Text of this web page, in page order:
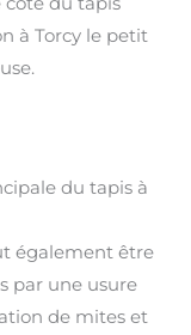
à Torcy le petit
du tapis à
également être
par une usure
de mites et